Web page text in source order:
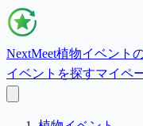
NextMeet植物イベント
イベントを探すマイペ